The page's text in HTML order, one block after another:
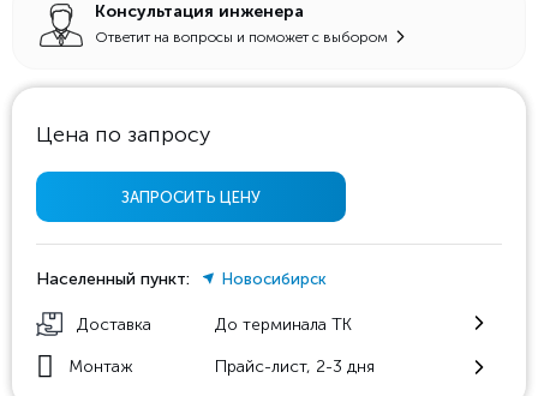
Консультация инженера
Ответит на вопросы и поможет с выбором
Цена по запросу
ЗАПРОСИТЬ ЦЕНУ
Населенный пункт: Новосибирск
Доставка До терминала ТК
Монтаж Прайс-лист, 2-3 дня